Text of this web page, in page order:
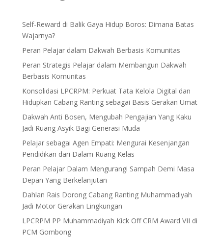
Self-Reward di Balik Gaya Hidup Boros: Dimana Batas
Wajarnya?
Peran Pelajar dalam Dakwah Berbasis Komunitas
Peran Strategis Pelajar dalam Membangun Dakwah
Berbasis Komunitas
Konsolidasi LPCRPM: Perkuat Tata Kelola Digital dan
Hidupkan Cabang Ranting sebagai Basis Gerakan Umat
Dakwah Anti Bosen, Mengubah Pengajian Yang Kaku
Jadi Ruang Asyik Bagi Generasi Muda
Pelajar sebagai Agen Empati: Mengurai Kesenjangan
Pendidikan dari Dalam Ruang Kelas
Peran Pelajar Dalam Mengurangi Sampah Demi Masa
Depan Yang Berkelanjutan
Dahlan Rais Dorong Cabang Ranting Muhammadiyah
Jadi Motor Gerakan Lingkungan
LPCRPM PP Muhammadiyah Kick Off CRM Award VII di
PCM Gombong